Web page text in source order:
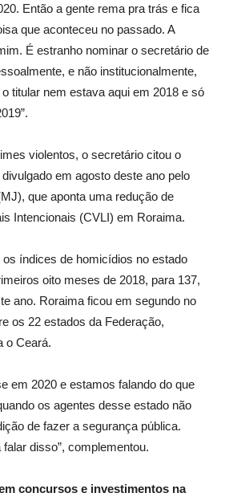
Então a gente rema pra trás e fica
que aconteceu no passado. A
É estranho nominar o secretário de
e não institucionalmente,
titular nem estava aqui em 2018 e só
violentos, o secretário citou o
em agosto deste ano pelo
que aponta uma redução de
Intencionais (CVLI) em Roraima.
índices de homicídios no estado
oito meses de 2018, para 137,
ano. Roraima ficou em segundo no
os 22 estados da Federação,
o Ceará.
em 2020 e estamos falando do que
os agentes desse estado não
de fazer a segurança pública.
disso”, complementou.
concursos e investimentos na